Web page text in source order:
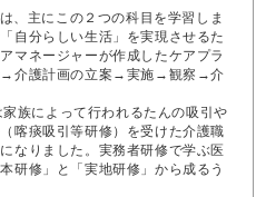
、主にこの２つの科目を学習しま
自分らしい生活」を実現させるた
マネージャーが作成したケアプラ
→介護計画の立案→実施→観察→介
族によって行われるたんの吸引や
喀痰吸引等研修）を受けた介護職
なりました。実務者研修で学ぶ医
研修」と「実地研修」から成るう